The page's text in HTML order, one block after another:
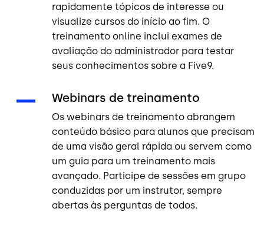
rapidamente tópicos de interesse ou
visualize cursos do início ao fim. O
treinamento online inclui exames de
avaliação do administrador para testar
seus conhecimentos sobre a Five9.
Webinars de treinamento
Os webinars de treinamento abrangem
conteúdo básico para alunos que precisam
de uma visão geral rápida ou servem como
um guia para um treinamento mais
avançado. Participe de sessões em grupo
conduzidas por um instrutor, sempre
abertas às perguntas de todos.